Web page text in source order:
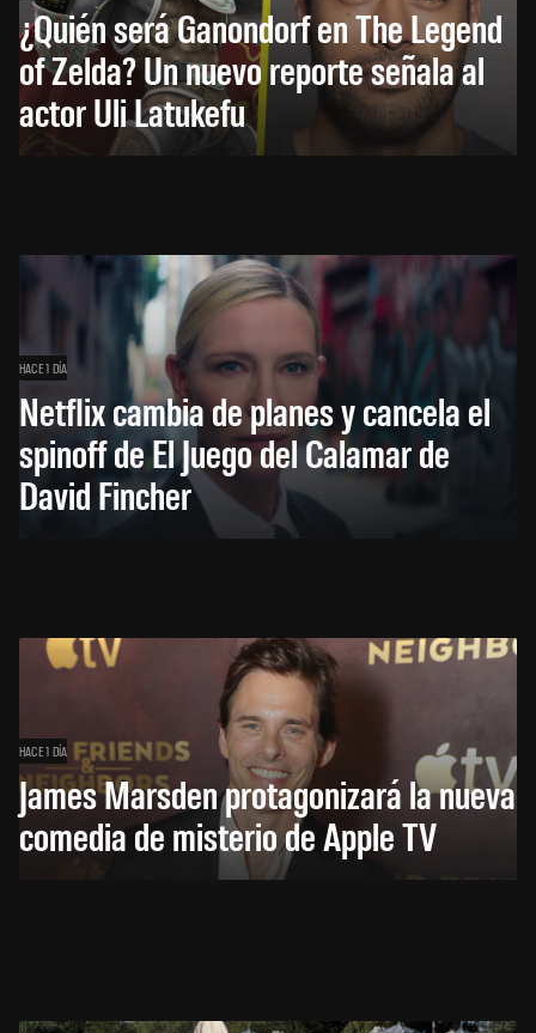
¿Quién será Ganondorf en The Legend
of Zelda? Un nuevo reporte señala al
actor Uli Latukefu
HACE 1 DÍA
Netflix cambia de planes y cancela el
spinoff de El Juego del Calamar de
David Fincher
HACE 1 DÍA
James Marsden protagonizará la nueva
comedia de misterio de Apple TV